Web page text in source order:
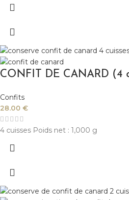
CONFIT DE CANARD (4
Confits
28.00 €
4 cuisses Poids net : 1,000 g